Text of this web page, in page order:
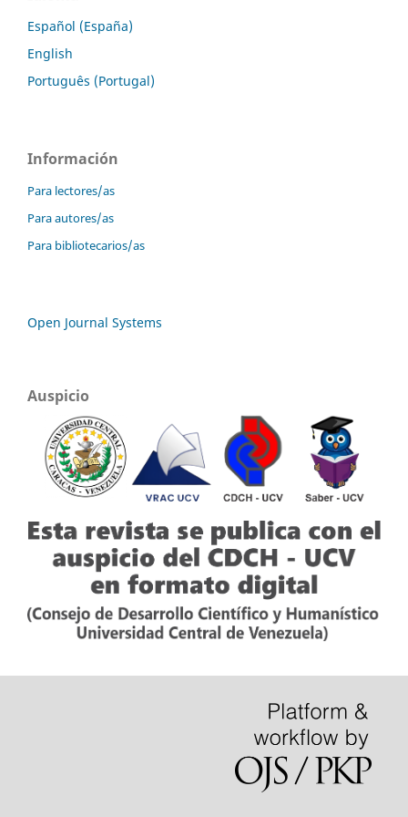
Español (España)
English
Português (Portugal)
Información
Para lectores/as
Para autores/as
Para bibliotecarios/as
Open Journal Systems
Auspicio